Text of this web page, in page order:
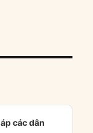
các dân